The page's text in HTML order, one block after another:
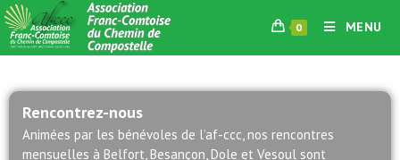
0 MENU
Rencontrez-nous
Animées par les bénévoles de l’af-ccc, nos rencontres
mensuelles à Belfort, Besançon, Dole et Vesoul sont